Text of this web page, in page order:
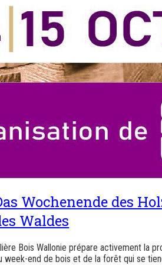
Wochenende des
Waldes
Bois Wallonie prépare activement la
week-end de bois et de la forêt qui se